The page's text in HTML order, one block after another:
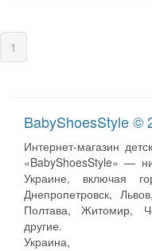
1
BabyShoesStyle ©
Интернет-магазин
«BabyShoesStyle» —
Украине, включая
Днепропетровск,
Полтава, Житомир,
другие.
Украина,